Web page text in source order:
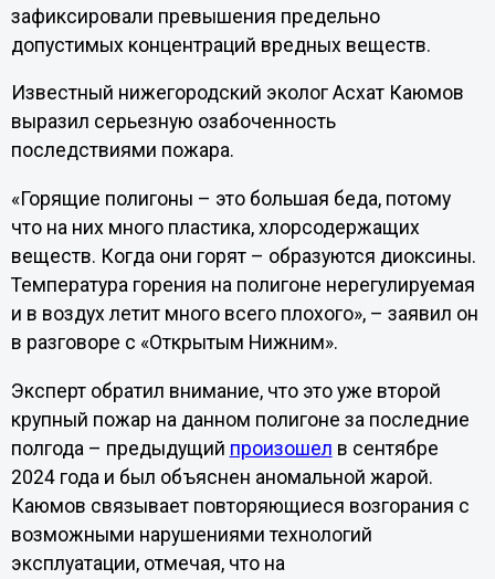
зафиксировали превышения предельно
допустимых концентраций вредных веществ.
Известный нижегородский эколог Асхат Каюмов
выразил серьезную озабоченность
последствиями пожара.
«Горящие полигоны – это большая беда, потому
что на них много пластика, хлорсодержащих
веществ. Когда они горят – образуются диоксины.
Температура горения на полигоне нерегулируемая
и в воздух летит много всего плохого», – заявил он
в разговоре с «Открытым Нижним».
Эксперт обратил внимание, что это уже второй
крупный пожар на данном полигоне за последние
полгода – предыдущий произошел в сентябре
2024 года и был объяснен аномальной жарой.
Каюмов связывает повторяющиеся возгорания с
возможными нарушениями технологий
эксплуатации, отмечая, что на